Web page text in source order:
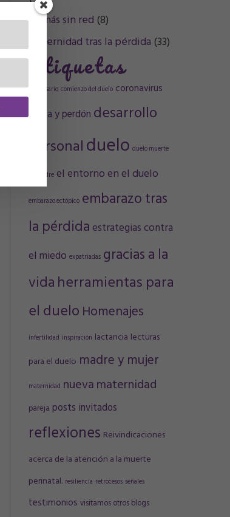
Mamás sin red (8)
Maternidad tras la pérdida (33)
Etiquetas
aniversario comienzo del duelo coronavirus
Culpa y perdón desarrollo
personalduelo duelo muerte
de madre el entorno en el duelo
embarazo ectópico embarazo tras
la pérdida estrategias contra
el miedo expatriadas gracias a la
vidaherramientas para
el duelo Homenajes
infertilidad inspiración lactancia lecturas
para el duelo madre y mujer
maternidad nueva maternidad
pareja posts invitados
reflexiones Reivindicaciones
acerca de la atención a la muerte
perinatal. resiliencia retrocesos señales
testimonios visitamos otros blogs